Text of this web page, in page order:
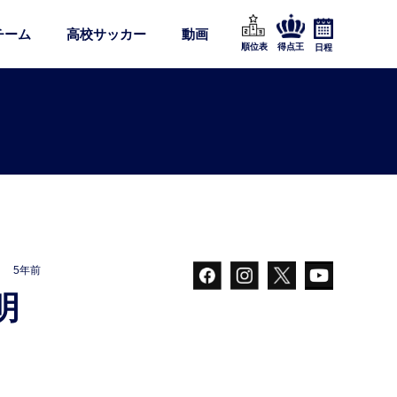
ーム 高校サッカー 動画
順位表 得点王 日程
5年前